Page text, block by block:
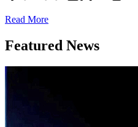
Read More
Featured News